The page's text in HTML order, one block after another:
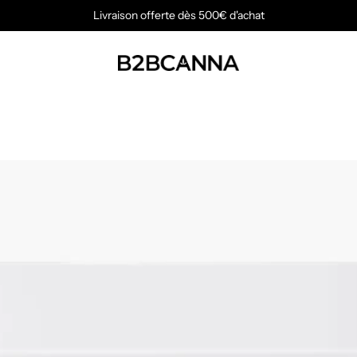
Livraison offerte dès 500€ d'achat